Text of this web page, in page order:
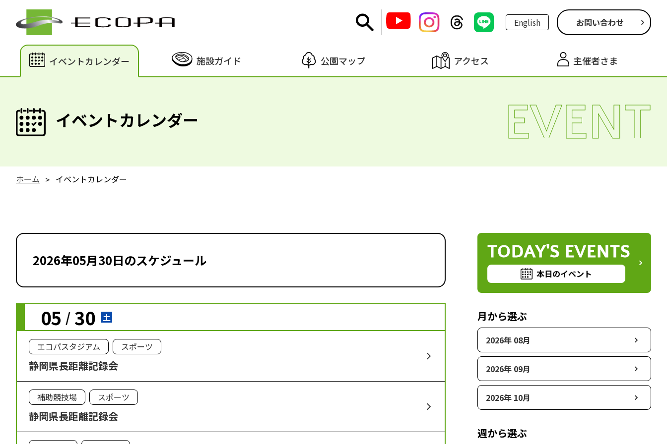
English お問い合わせ
イベントカレンダー 施設ガイド 公園マップ アクセス 主催者さま
イベントカレンダー EVENT
ホーム イベントカレンダー
2026年05月30日のスケジュール
05 / 30 土
エコパスタジアム スポーツ
静岡県長距離記録会
補助競技場 スポーツ
静岡県長距離記録会
TODAY'S EVENTS
本日のイベント
月から選ぶ
2026年 08月
2026年 09月
2026年 10月
週から選ぶ